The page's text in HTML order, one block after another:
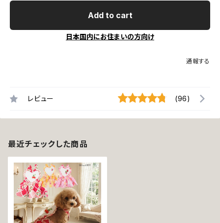
Add to cart
日本国内にお住まいの方向け
通報する
レビュー (96)
最近チェックした商品